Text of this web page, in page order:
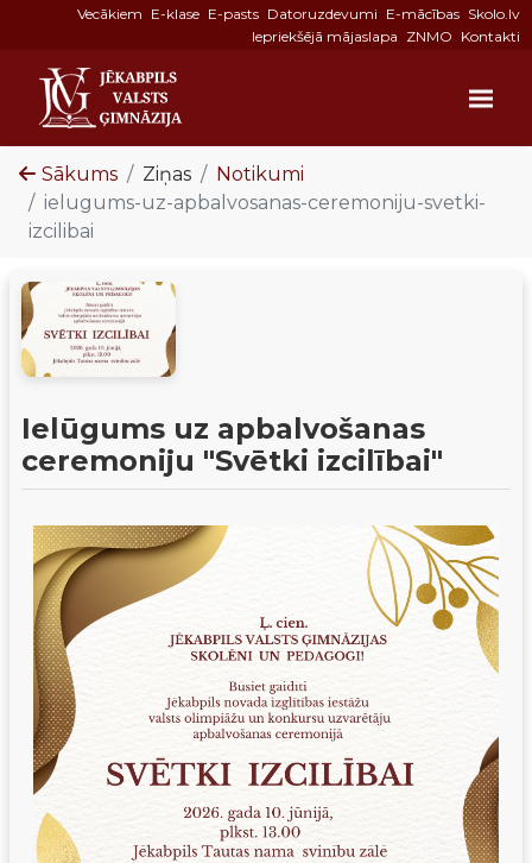
Vecākiem E-klase E-pasts Datoruzdevumi E-mācības Skolo.lv
Iepriekšējā mājaslapa ZNMO Kontakti
Sākums Ziņas
Notikumi
ielugums-uz-apbalvosanas-ceremoniju-svetki-
izcilibai
Ielūgums uz apbalvošanas
ceremoniju "Svētki izcilībai"